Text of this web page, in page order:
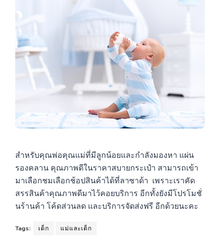
สำหรับคุณพ่อคุณแม่ที่มีลูกน้อยและกำลังมองหา แผ่น
รองคลาน คุณภาพดีในราคาสบายกระเป๋า สามารถเข้า
มาเลือกชมเลือกช้อปสินค้าได้ที่ลาซาด้า เพราะเราคัด
สรรสินค้าคุณภาพดีมาไว้คอยบริการ อีกทั้งยังมีโปรโมชั่
นร้านค้า โค้ดส่วนลด และบริการจัดส่งฟรี อีกด้วยนะคะ
Tags: เด็ก แม่และเด็ก